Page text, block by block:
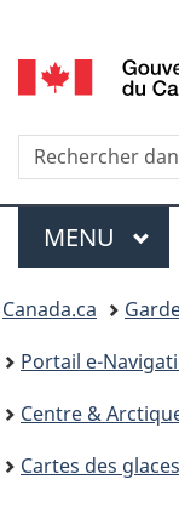
Rechercher
dans
le
portail
Menu
MENU
Vous
êtes
ici
:
Canada.ca
Portail e-
Centre &
Cartes des glaces